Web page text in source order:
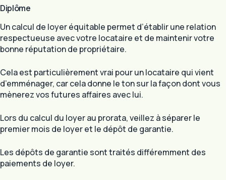
Diplôme
Un calcul de loyer équitable permet d’établir une relation
respectueuse avec votre locataire et de maintenir votre
bonne réputation de propriétaire.
Cela est particulièrement vrai pour un locataire qui vient
d’emménager, car cela donne le ton sur la façon dont vous
mènerez vos futures affaires avec lui.
Lors du calcul du loyer au prorata, veillez à séparer le
premier mois de loyer et le dépôt de garantie.
Les dépôts de garantie sont traités différemment des
paiements de loyer.